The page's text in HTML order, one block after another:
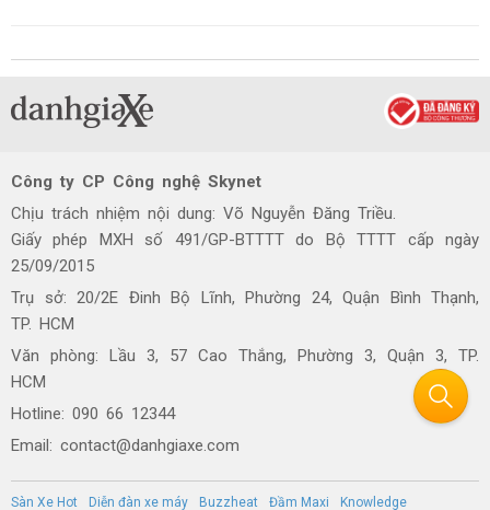
Công ty CP Công nghệ Skynet
Chịu trách nhiệm nội dung: Võ Nguyễn Đăng Triều.
Giấy phép MXH số 491/GP-BTTTT do Bộ TTTT cấp ngày
25/09/2015
Trụ sở: 20/2E Đinh Bộ Lĩnh, Phường 24, Quận Bình Thạnh,
TP. HCM
Văn phòng: Lầu 3, 57 Cao Thắng, Phường 3, Quận 3, TP.
HCM
Hotline: 090 66 12344
Email: contact@danhgiaxe.com
Sàn Xe Hot Diễn đàn xe máy Buzzheat Đầm Maxi Knowledge